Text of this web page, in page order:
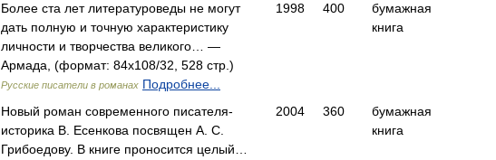
Более ста лет литературоведы не могут
дать полную и точную характеристику
личности и творчества великого… —
Армада, (формат: 84x108/32, 528 стр.)
Русские писатели в романах Подробнее...
1998 400
бумажная
книга
Новый роман современного писателя-
историка В. Есенкова посвящен А. С.
Грибоедову. В книге проносится целый…
2004 360
бумажная
книга